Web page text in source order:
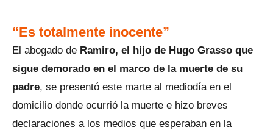
“Es totalmente inocente”
El abogado de Ramiro, el hijo de Hugo Grasso que
sigue demorado en el marco de la muerte de su
padre, se presentó este marte al mediodía en el
domicilio donde ocurrió la muerte e hizo breves
declaraciones a los medios que esperaban en la